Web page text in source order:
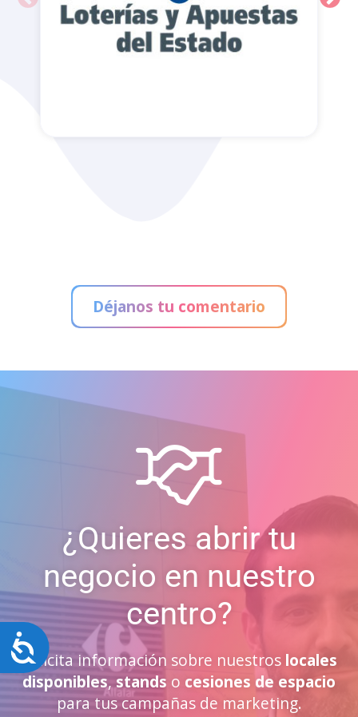
Accesibilidad
Déjanos tu comentario
¿Quieres abrir tu
negocio en nuestro
centro?
Solicita información sobre nuestros locales
disponibles, stands o cesiones de espacio
para tus campañas de marketing.